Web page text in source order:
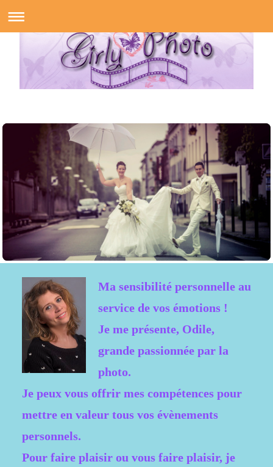
Ma sensibilité personnelle au
service de vos émotions !
Je me présente, Odile,
grande passionnée par la
photo.
Je peux vous offrir mes compétences pour
mettre en valeur tous vos évènements
personnels.
Pour faire plaisir ou vous faire plaisir, je